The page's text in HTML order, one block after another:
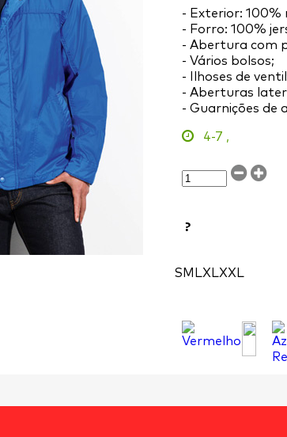
- Exterior: 100%
- Forro: 100%
- Abertura com
- Vários bolsos;
- Ilhoses de
- Aberturas
- Guarnições de
4-7 ,
?
S M LXLXXL